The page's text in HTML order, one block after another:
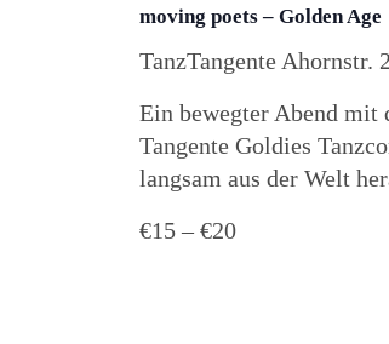
moving poets – Golden Age
TanzTangente Ahornstr.
Ein bewegter Abend mit
Tangente Goldies
langsam aus der Welt
€15 – €20